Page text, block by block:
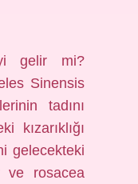
gelir mi?
Sinensis
tadını
kızarıklığı
gelecekteki
ve rosacea